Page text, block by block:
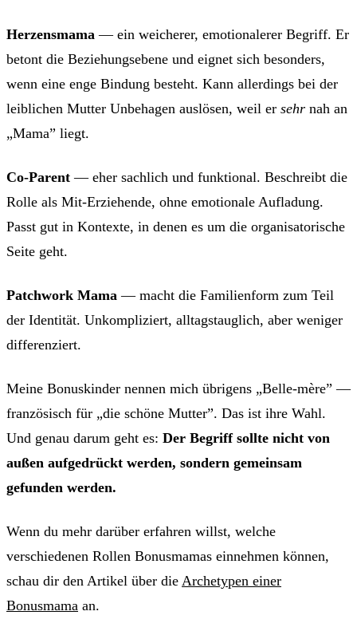
Herzensmama — ein weicherer, emotionalerer Begriff. Er
betont die Beziehungsebene und eignet sich besonders,
wenn eine enge Bindung besteht. Kann allerdings bei der
leiblichen Mutter Unbehagen auslösen, weil er sehr nah an
„Mama” liegt.
Co-Parent — eher sachlich und funktional. Beschreibt die
Rolle als Mit-Erziehende, ohne emotionale Aufladung.
Passt gut in Kontexte, in denen es um die organisatorische
Seite geht.
Patchwork Mama — macht die Familienform zum Teil
der Identität. Unkompliziert, alltagstauglich, aber weniger
differenziert.
Meine Bonuskinder nennen mich übrigens „Belle-mère” —
französisch für „die schöne Mutter”. Das ist ihre Wahl.
Und genau darum geht es: Der Begriff sollte nicht von
außen aufgedrückt werden, sondern gemeinsam
gefunden werden.
Wenn du mehr darüber erfahren willst, welche
verschiedenen Rollen Bonusmamas einnehmen können,
schau dir den Artikel über die Archetypen einer
Bonusmama an.